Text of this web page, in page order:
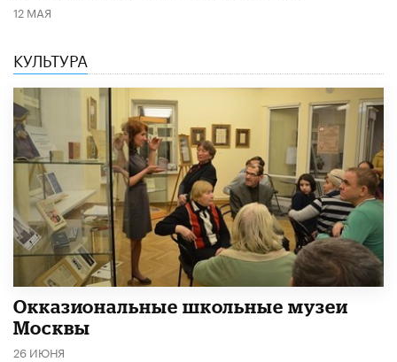
12 МАЯ
КУЛЬТУРА
​Окказиональные школьные музеи
Москвы
26 ИЮНЯ